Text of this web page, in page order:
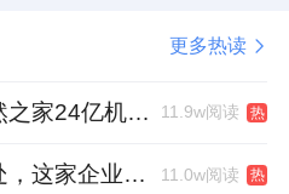
更多热读
家居卖场首单！居然之家24亿机构间REITs获深交所无异议函 11.9w阅读 热
藏在家居供应链深处，这家企业正在悄悄转型 11.0w阅读 热